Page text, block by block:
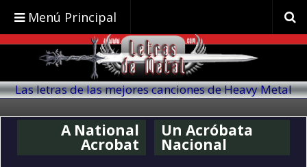
Menú Principal
Las letras de las mejores canciones de Heavy Metal
A National
Acrobat
Un Acróbata
Nacional